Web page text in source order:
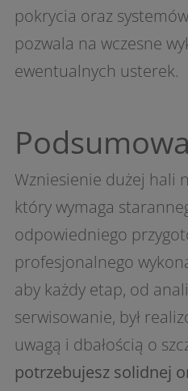
pokrycia oraz
pozwala na wczesne
ewentualnych usterek.
Wzniesienie dużej hali
który wymaga
odpowiedniego
profesjonalnego
aby każdy etap, od
serwisowanie, był
uwagą i dbałością o
potrzebujesz solidnej